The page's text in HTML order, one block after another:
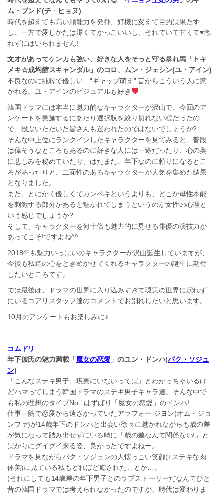
ム・ブンド(チ・ヒョヌ)
時代を超えても高い順能力を発揮、好機に変えて目的は果たす
し、一方で愛しかたは潔くてかっこいいし、それでいて甘くて♥惚
れずにはいられません!
文才があってケンカも強い、好きな人をそっと守る暴れ馬「トキ
メキ☆成均館スキャンダル」のコロ、ムン・ジェシン(ユ・アイン)
不良なのに純粋で優しい…“ギャップ萌え” 昔からこういう人に惹
かれる。ユ・アインのビジュアルも好き
韓国ドラマには本当に魅力的なキャラクターが沢山で、今回のア
ンケートを実施するにあたり選択肢を絞り切れない程だったの
で、投票いただいた皆さんも迷われたのではないでしょうか?
そんな中上位にランクインしたキャラクターを見てみると、普段
は偉そうなところもあるのに好きな人には一途だったり、心の奥
に悲しみを秘めていたり、はたまた、年下なのに頼りになるとこ
ろがあったりと、二面性のあるキャラクターが人気を集めた結果
となりました。
また、とにかく優しくてカンペキというよりも、どこか母性本能
を刺激する部分があると魅かれてしまうというのが女性の心理と
いう感じでしょうか?
そして、キャラクターを何十倍も魅力的に見せる俳優の演技力が
あってこそ!ですよね^^
2018年も魅力いっぱいのキャラクターが沢山誕生していますが、
今後も私達の心をときめかせてくれるキャラクターの誕生に期待
したいところです。
では最後は、ドラマの世界に入り込みすぎて現実の世界に戻れず
にいるコアリスタッフ達のコメントでお別れしたいと思います。
10月のアンケートもお楽しみに♪
コムドリ
年下彼氏の魅力満載「 魔女の恋愛 」のユン・ドンハ(パク・ソジュ
ン)
「こんなステキ男子、現実にいないってば」とわかっちゃいるけ
どハマってしまう韓国ドラマのステキ男子キャラ達。そんな中で
も私の理想のタイプNo.1はずばり「魔女の恋愛」のドンハ!
仕事一筋で恋愛から遠ざかっていたアラフォー ジヨン(オム・ジョ
ンファ)が14歳年下のドンハと出会い徐々に魅かれながらも歳の差
が気になって踏み出せずにいる時に「歳の差なんて関係ない!」と
ばかりにグイグイ来る姿、良かったですよねー。
ドラマを見ながらパク・ソジュンの人懐っこい笑顔(+ステキな肉
体美)に見ている私もどれほど癒されたことか…。
(それにしても14歳差の年下男子とのラブストーリーだなんてひと
昔の韓国ドラマでは考えられなかったのですが、時代は変わりま